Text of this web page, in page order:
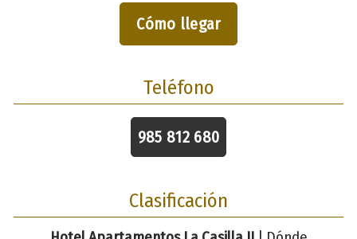
Cómo llegar
Teléfono
985 812 680
Clasificación